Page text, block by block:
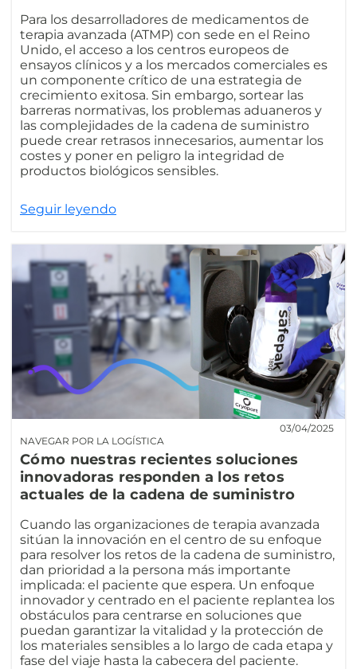
Para los desarrolladores de medicamentos de
terapia avanzada (ATMP) con sede en el Reino
Unido, el acceso a los centros europeos de
ensayos clínicos y a los mercados comerciales es
un componente crítico de una estrategia de
crecimiento exitosa. Sin embargo, sortear las
barreras normativas, los problemas aduaneros y
las complejidades de la cadena de suministro
puede crear retrasos innecesarios, aumentar los
costes y poner en peligro la integridad de
productos biológicos sensibles.
Seguir leyendo
NAVEGAR POR LA LOGÍSTICA
03/04/2025
Cómo nuestras recientes soluciones
innovadoras responden a los retos
actuales de la cadena de suministro
Cuando las organizaciones de terapia avanzada
sitúan la innovación en el centro de su enfoque
para resolver los retos de la cadena de suministro,
dan prioridad a la persona más importante
implicada: el paciente que espera. Un enfoque
innovador y centrado en el paciente replantea los
obstáculos para centrarse en soluciones que
puedan garantizar la vitalidad y la protección de
los materiales sensibles a lo largo de cada etapa y
fase del viaje hasta la cabecera del paciente.